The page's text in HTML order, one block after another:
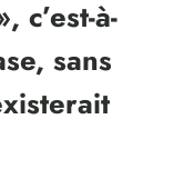
c’est-à-
sans